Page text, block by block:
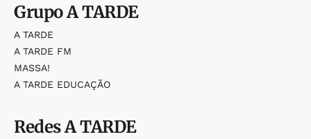
GrupoA TARDE
A TARDE
A TARDE FM
MASSA!
A TARDE EDUCAÇÃO
RedesA TARDE